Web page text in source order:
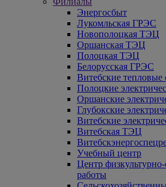
Энергосбыт
Лукомльская ГРЭС
Новополоцкая ТЭЦ
Оршанская ТЭЦ
Полоцкая ТЭЦ
Белорусская ГРЭС
Витебские тепловые
Полоцкие
Оршанские
Глубокские
Витебские
Витебская ТЭЦ
Учебный центр
Центр
работы